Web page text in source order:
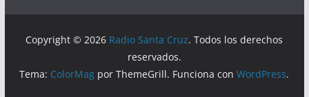
Copyright © 2026 Radio Santa Cruz. Todos los derechos
reservados.
Tema: ColorMag por ThemeGrill. Funciona conWordPress.